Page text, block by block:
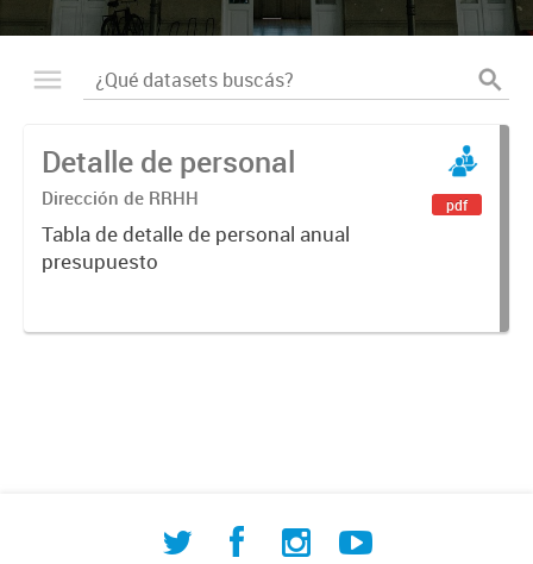
Detalle de personal
Dirección de RRHH
Tabla de detalle de personal anual
presupuesto
pdf